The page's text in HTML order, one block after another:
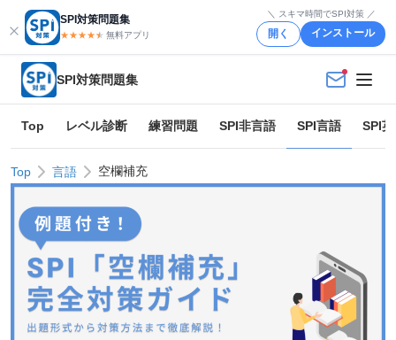
SPI対策問題集
★★★★★
★ 無料アプリ
＼ スキマ時間でSPI対策 ／
開く インストール
SPI対策問題集
Top レベル診断 練習問題 SPI非言語 SPI言語 SPI
Top 言語 空欄補充